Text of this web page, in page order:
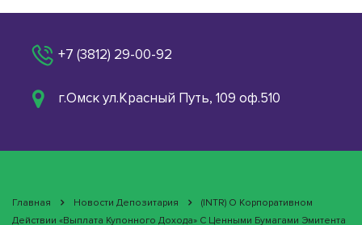
+7 (3812) 29-00-92
г.Омск ул.Красный Путь, 109 оф.510
Главная Новости Депозитария
(INTR) О Корпоративном
Действии «Выплата Купонного Дохода» С Ценными Бумагами Эмитента